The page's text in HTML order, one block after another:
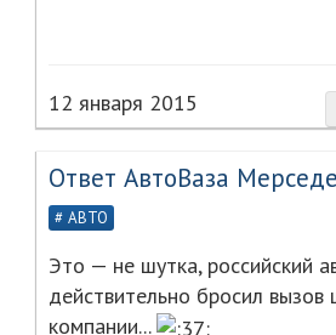
12 января 2015
Ответ АвтоВаза
АВТО
Это — не шутка, российский
действительно бросил вызов
компании...